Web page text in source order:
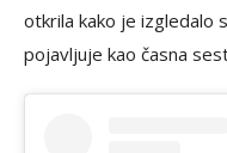
otkrila kako je izgledalo
pojavljuje kao časna